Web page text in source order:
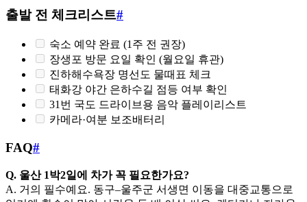
출발 전 체크리스트#
숙소 예약 완료 (1주 전 권장)
장생포 방문 요일 확인 (월요일 휴관)
진하해수욕장 명선도 물때표 체크
태화강 야간 은하수길 점등 여부 확인
31번 국도 드라이브용 음악 플레이리스트
카메라·여분 보조배터리
FAQ#
Q. 울산 1박2일에 차가 꼭 필요한가요?
A. 거의 필수예요. 동구–울주군 서생면 이동을 대중교통으로